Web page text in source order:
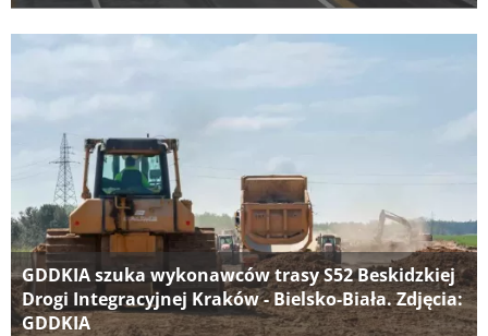
GDDKIA szuka wykonawców trasy S52 Beskidzkiej
Drogi Integracyjnej Kraków - Bielsko-Biała. Zdjęcia:
GDDKIA